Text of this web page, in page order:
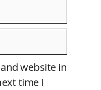
website in
time I